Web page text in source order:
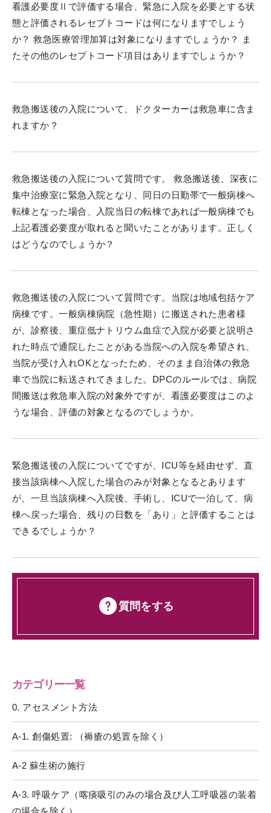
看護必要度Ⅱで評価する場合、緊急に入院を必要とする状
態と評価されるレセプトコードは何になりますでしょう
か？ 救急医療管理加算は対象になりますでしょうか？ ま
たその他のレセプトコード項目はありますでしょうか？
救急搬送後の入院について、ドクターカーは救急車に含ま
れますか？
救急搬送後の入院について質問です。 救急搬送後、深夜に
集中治療室に緊急入院となり、同日の日勤帯で一般病棟へ
転棟となった場合、入院当日の転棟であれば一般病棟でも
上記看護必要度が取れると聞いたことがあります。正しく
はどうなのでしょうか？
救急搬送後の入院について質問です。当院は地域包括ケア
病棟です。一般病棟病院（急性期）に搬送された患者様
が、診察後、重症低ナトリウム血症で入院が必要と説明さ
れた時点で通院したことがある当院への入院を希望され、
当院が受け入れOKとなったため、そのまま自治体の救急
車で当院に転送されてきました。DPCのルールでは、病院
間搬送は救急車入院の対象外ですが、看護必要度はこのよ
うな場合、評価の対象となるのでしょうか。
緊急搬送後の入院についてですが、ICU等を経由せず、直
接当該病棟へ入院した場合のみが対象となるとあります
が、一旦当該病棟へ入院後、手術し、ICUで一泊して、病
棟へ戻った場合、残りの日数を「あり」と評価することは
できるでしょうか？
質問をする
カテゴリー一覧
0. アセスメント方法
A-1. 創傷処置: （褥瘡の処置を除く）
A-2 蘇生術の施行
A-3. 呼吸ケア（喀痰吸引のみの場合及び人工呼吸器の装着
の場合を除く）